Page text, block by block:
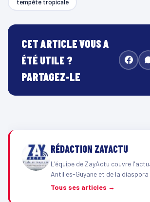
tempête tropicale
CET ARTICLE VOUS A
ÉTÉ UTILE ?
PARTAGEZ-LE
RÉDACTION ZAYACTU
L'équipe de ZayActu couvre
Antilles-Guyane et de la diaspora
Tous ses articles →